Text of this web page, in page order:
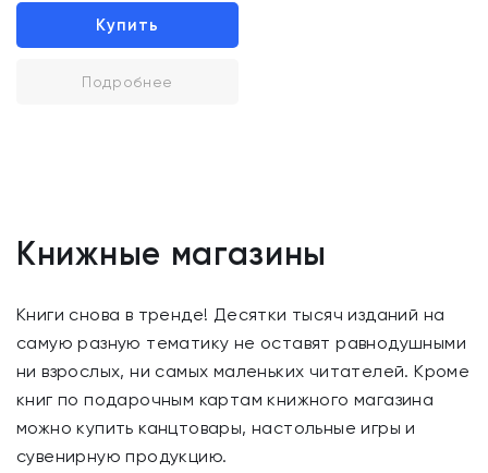
Купить
Подробнее
Книжные магазины
Книги снова в тренде! Десятки тысяч изданий на
самую разную тематику не оставят равнодушными
ни взрослых, ни самых маленьких читателей. Кроме
книг по подарочным картам книжного магазина
можно купить канцтовары, настольные игры и
сувенирную продукцию.